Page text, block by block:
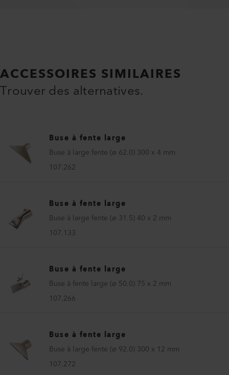
ACCESSOIRES SIMILAIRES
Trouver des alternatives.
Buse à fente large
Buse à large fente (ø 62.0) 300 x 4 mm
107.262
Buse à fente large
Buse à large fente (ø 31.5) 40 x 2 mm
107.133
Buse à fente large
Buse à fente large (ø 50.0) 75 x 2 mm
107.266
Buse à fente large
Buse à large fente (ø 92.0) 300 x 12 mm
107.272